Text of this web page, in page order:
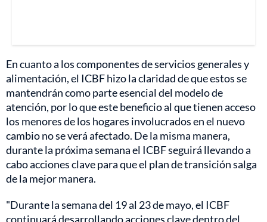
En cuanto a los componentes de servicios generales y
alimentación, el ICBF hizo la claridad de que estos se
mantendrán como parte esencial del modelo de
atención, por lo que este beneficio al que tienen acceso
los menores de los hogares involucrados en el nuevo
cambio no se verá afectado. De la misma manera,
durante la próxima semana el ICBF seguirá llevando a
cabo acciones clave para que el plan de transición salga
de la mejor manera.
"Durante la semana del 19 al 23 de mayo, el ICBF
continuará desarrollando acciones clave dentro del